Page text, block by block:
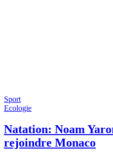
Sport
Ecologie
Natation: Noam
rejoindre Monaco